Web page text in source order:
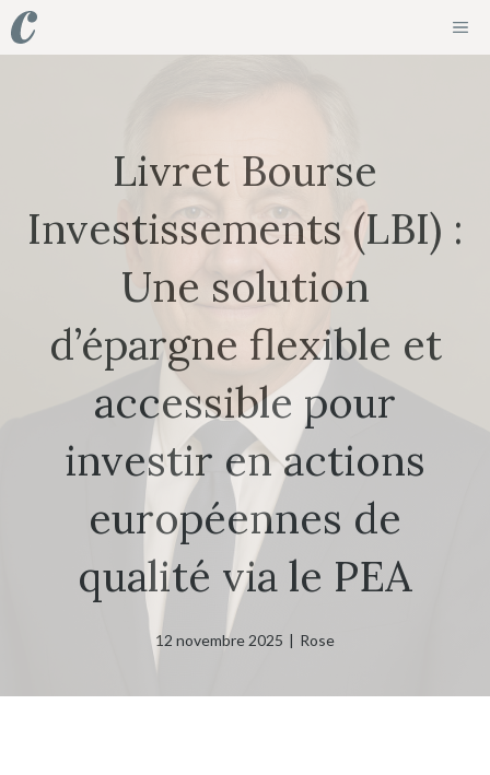
Aller
au
Livret Bourse
Investissements (LBI) :
Une solution
d’épargne flexible et
accessible pour
investir en actions
européennes de
qualité via le PEA
12 novembre 2025 | Rose